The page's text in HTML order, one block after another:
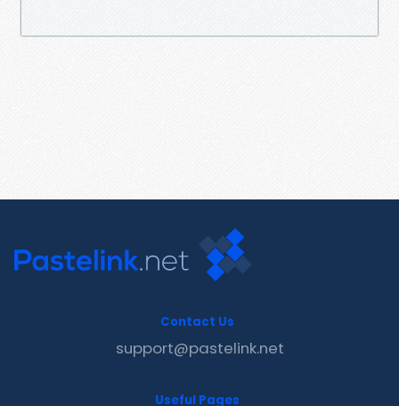
Contact Us
support@pastelink.net
Useful Pages